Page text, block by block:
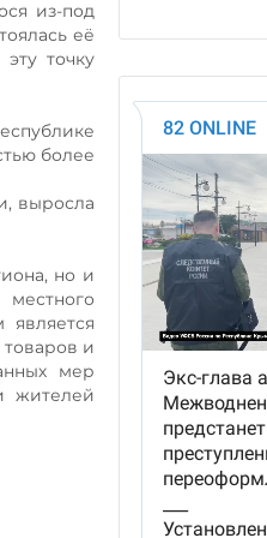
из-под
её
точку
более
выросла
но и
и
мер
жителей